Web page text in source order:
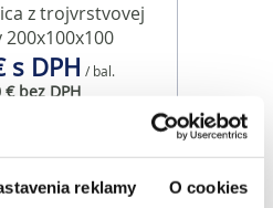
reklamy O cookies
z trojvrstvovej
200x100x100
s DPH / bal.
€ bez DPH